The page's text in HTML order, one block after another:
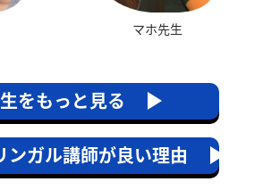
マホ先生
をもっと見る
ンガル講師が良い理由